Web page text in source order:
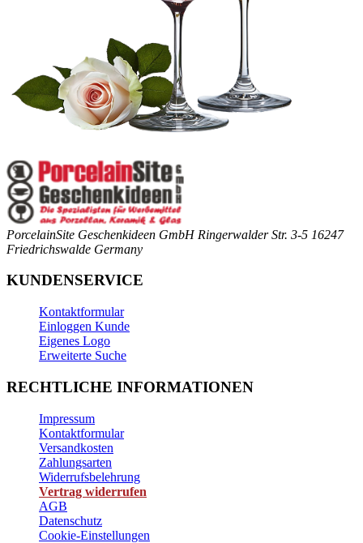
PorcelainSite Geschenkideen GmbH Ringerwalder Str. 3-5 16247
Friedrichswalde Germany
KUNDENSERVICE
Kontaktformular
Einloggen Kunde
Eigenes Logo
Erweiterte Suche
RECHTLICHE INFORMATIONEN
Impressum
Kontaktformular
Versandkosten
Zahlungsarten
Widerrufsbelehrung
Vertrag widerrufen
AGB
Datenschutz
Cookie-Einstellungen